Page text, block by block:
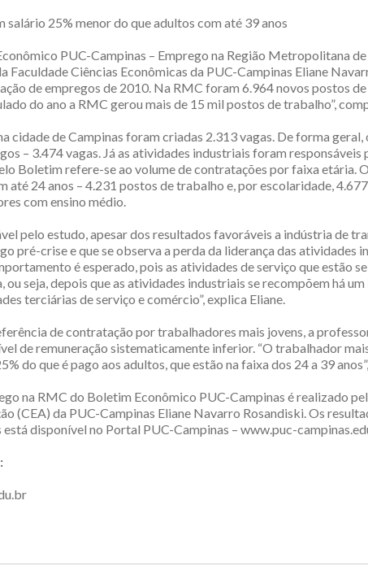
salário 25% menor do que adultos com até 39 anos
PUC-Campinas – Emprego na Região Metropolitana
Faculdade Ciências Econômicas da PUC-Campinas Eliane
de empregos de 2010. Na RMC foram 6.964 novos postos
do ano a RMC gerou mais de 15 mil postos de trabalho”,
cidade de Campinas foram criadas 2.313 vagas. De forma geral,
– 3.474 vagas. Já as atividades industriais foram responsáveis
Boletim refere-se ao volume de contratações por faixa etária.
até 24 anos – 4.231 postos de trabalho e, por escolaridade,
com ensino médio.
pelo estudo, apesar dos resultados favoráveis a indústria de
pré-crise e que se observa a perda da liderança das atividades
é esperado, pois as atividades de serviço que estão
seja, depois que as atividades industriais se recompõem há
terciárias de serviço e comércio”, explica Eliane.
de contratação por trabalhadores mais jovens, a
de remuneração sistematicamente inferior. “O trabalhador
do que é pago aos adultos, que estão na faixa dos 24 a 39
na RMC do Boletim Econômico PUC-Campinas é realizado
(CEA) da PUC-Campinas Eliane Navarro Rosandiski. Os
disponível no Portal PUC-Campinas – www.puc-